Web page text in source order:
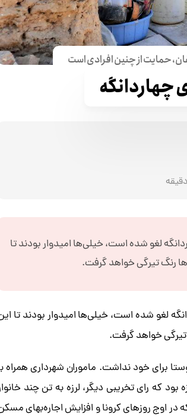
حمایت از چنین افرادی است
دقیقه
لغو شده است، خیلی‌ها امیدوار بودند تا
رنگ تیرگی خواهد گرفت.
لغو شده است، خیلی‌ها امیدوار بودند تا
خواهد گرفت.
برای خود نداشت. ماموران شهرداری همراه
که رای تخریبی دیگر، لرزه به تن چند
در اوج روزهای کرونا و افزایش اجاره‌بهای